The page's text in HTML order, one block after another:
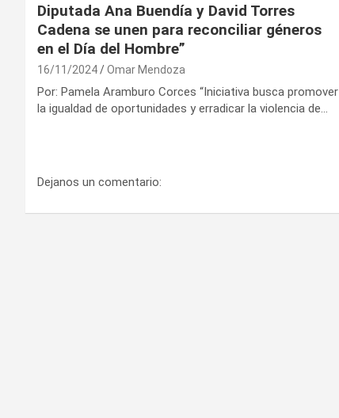
Diputada Ana Buendía y David Torres
Cadena se unen para reconciliar géneros
en el Día del Hombre”
16/11/2024 Omar Mendoza
Por: Pamela Aramburo Corces “Iniciativa busca promover
la igualdad de oportunidades y erradicar la violencia de…
Dejanos un comentario: